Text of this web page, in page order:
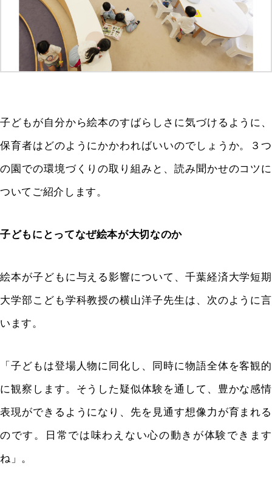
子どもが自分から絵本のすばらしさに気づけるように、
保育者はどのようにかかわればいいのでしょうか。３つ
の園での環境づくりの取り組みと、読み聞かせのコツに
ついてご紹介します。
子どもにとってなぜ絵本が大切なのか
絵本が子どもに与える影響について、千葉経済大学短期
大学部こども学科教授の横山洋子先生は、次のように言
います。
「子どもは登場人物に同化し、同時に物語全体を客観的
に観察します。そうした疑似体験を通して、豊かな感情
表現ができるようになり、先を見通す想像力が育まれる
のです。日常では味わえない心の動きが体験できます
ね」。